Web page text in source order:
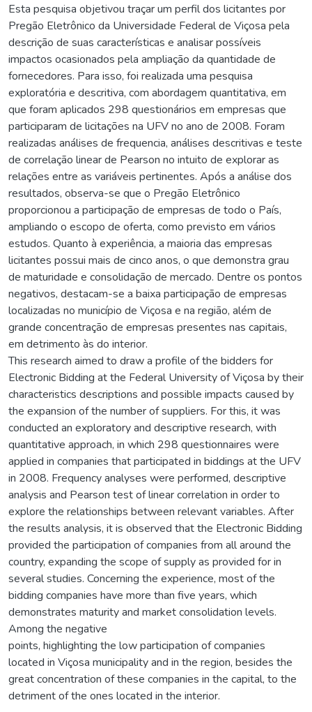
Esta pesquisa objetivou traçar um perfil dos licitantes por
Pregão Eletrônico da Universidade Federal de Viçosa pela
descrição de suas características e analisar possíveis
impactos ocasionados pela ampliação da quantidade de
fornecedores. Para isso, foi realizada uma pesquisa
exploratória e descritiva, com abordagem quantitativa, em
que foram aplicados 298 questionários em empresas que
participaram de licitações na UFV no ano de 2008. Foram
realizadas análises de frequencia, análises descritivas e teste
de correlação linear de Pearson no intuito de explorar as
relações entre as variáveis pertinentes. Após a análise dos
resultados, observa-se que o Pregão Eletrônico
proporcionou a participação de empresas de todo o País,
ampliando o escopo de oferta, como previsto em vários
estudos. Quanto à experiência, a maioria das empresas
licitantes possui mais de cinco anos, o que demonstra grau
de maturidade e consolidação de mercado. Dentre os pontos
negativos, destacam-se a baixa participação de empresas
localizadas no município de Viçosa e na região, além de
grande concentração de empresas presentes nas capitais,
em detrimento às do interior.
This research aimed to draw a profile of the bidders for
Electronic Bidding at the Federal University of Viçosa by their
characteristics descriptions and possible impacts caused by
the expansion of the number of suppliers. For this, it was
conducted an exploratory and descriptive research, with
quantitative approach, in which 298 questionnaires were
applied in companies that participated in biddings at the UFV
in 2008. Frequency analyses were performed, descriptive
analysis and Pearson test of linear correlation in order to
explore the relationships between relevant variables. After
the results analysis, it is observed that the Electronic Bidding
provided the participation of companies from all around the
country, expanding the scope of supply as provided for in
several studies. Concerning the experience, most of the
bidding companies have more than five years, which
demonstrates maturity and market consolidation levels.
Among the negative
points, highlighting the low participation of companies
located in Viçosa municipality and in the region, besides the
great concentration of these companies in the capital, to the
detriment of the ones located in the interior.